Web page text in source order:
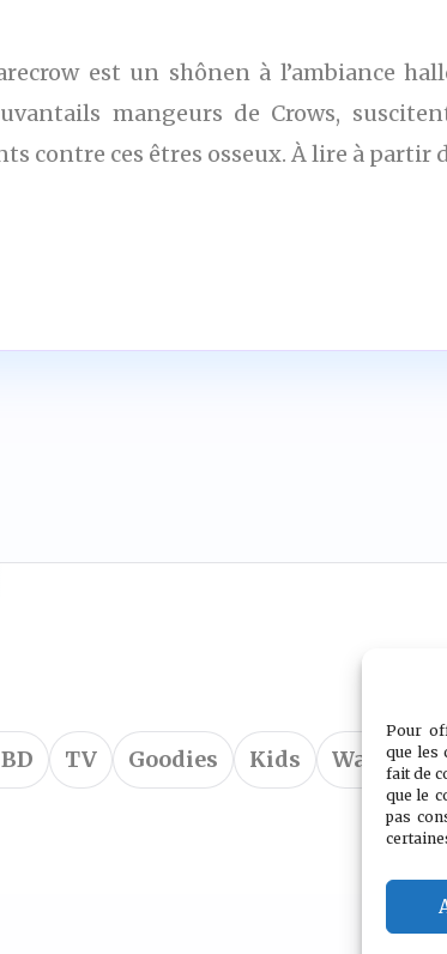
Pour
que les
fait de
que le
pas
est un shônen à l’ambiance
mangeurs de Crows,
contre ces êtres osseux. À lire à partir
TV Goodies Kids